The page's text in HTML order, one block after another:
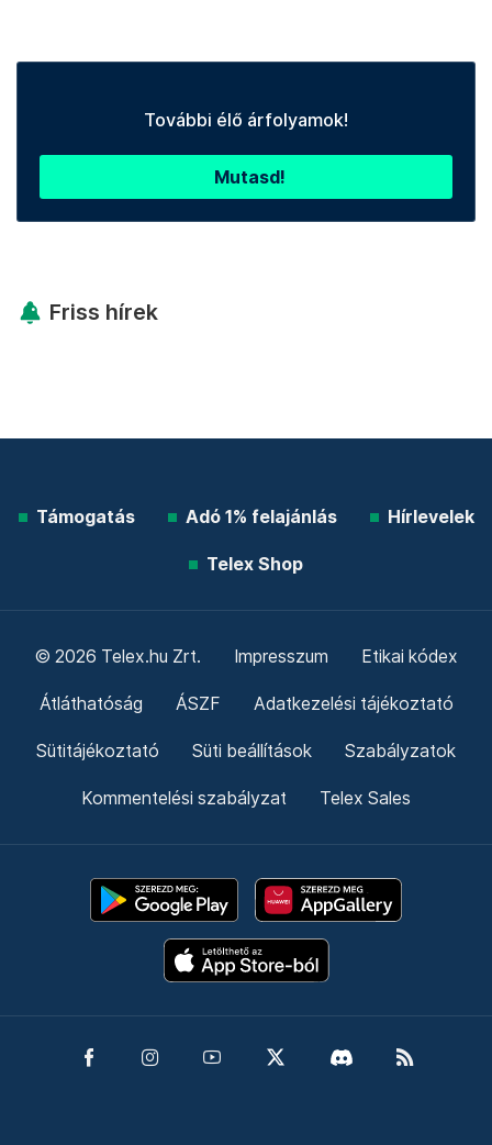
További élő árfolyamok!
Mutasd!
Friss hírek
Támogatás Adó 1% felajánlás Hírlevelek
Telex Shop
© 2026 Telex.hu Zrt. Impresszum Etikai kódex
Átláthatóság ÁSZF Adatkezelési tájékoztató
Sütitájékoztató Süti beállítások Szabályzatok
Kommentelési szabályzat Telex Sales